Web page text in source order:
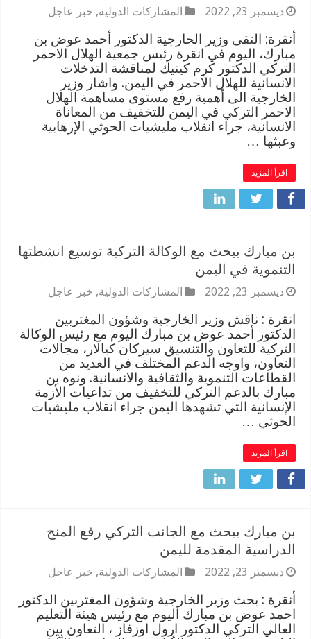
ديسمبر 23, 2022 المشاركات الدولية, خبر عاجل
أنقرة: التقى وزير الخارجية الدكتور أحمد عوض بن
مبارك، اليوم في انقرة رئيس جمعية الهلال الاحمر
التركي الدكتور كرم كينيك لمناقشة التدخلات
الانسانية للهلال الاحمر في اليمن. واشار وزير
الخارجية الى أهمية رفع مستوى مساهمة الهلال
الاحمر التركي في اليمن للتخفيف من المعاناة
الانسانية، جراء انقلاب مليشيات الحوثي الإرهابية
وعبثها …
اقرأ المزيد
بن مبارك يبحث مع الوكالة التركية توسيع انشطتها
التنموية في اليمن
ديسمبر 23, 2022 المشاركات الدولية, خبر عاجل
انقرة : ناقش وزير الخارجية وشؤون المغتربين
الدكتور أحمد عوض بن مبارك اليوم مع رئيس الوكالة
التركية للتعاون والتنسيق سيركان كيالار، مجالات
التعاون، واوجه الدعم المختلف في العديد من
القطاعات التنموية والثقافية والانسانية. ونوه بن
مبارك بالدعم التركي للتخفيف من تداعيات الأزمة
الإنسانية التي تشهدها اليمن جراء انقلاب مليشيات
الحوثي …
اقرأ المزيد
بن مبارك يبحث مع الجانب التركي رفع المنح
الدراسية المقدمة لليمن
ديسمبر 23, 2022 المشاركات الدولية, خبر عاجل
أنقرة : بحث وزير الخارجية وشؤون المغتربين الدكتور
احمد عوض بن مبارك اليوم مع رئيس هيئة التعليم
العالي التركي الدكتور ارول اوزفاز ، التعاون بين